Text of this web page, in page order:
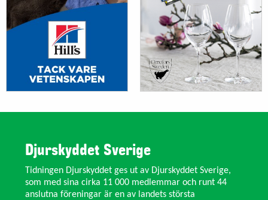
Djurskyddet Sverige
Tidningen Djurskyddet ges ut av Djurskyddet Sverige,
som med sina cirka 11 000 medlemmar och runt 44
anslutna föreningar är en av landets största